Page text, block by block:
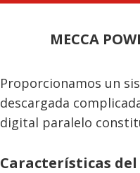
MECCA
Proporcionamos un
descargada
digital paralelo
Características